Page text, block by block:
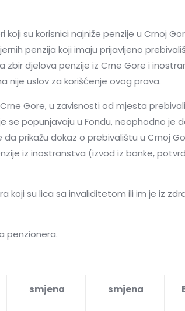
su korisnici najniže penzije u Crnoj
penzija koji imaju prijavljeno
djelova penzije iz Crne Gore i
nije uslov za korišćenje ovog prava.
Gore, u zavisnosti od mjesta
se popunjavaju u Fondu, neophodno je
prikažu dokaz o prebivalištu u Crnoj
iz inostranstva (izvod iz banke,
su lica sa invaliditetom ili im je iz
penzionera.
smjena smjena